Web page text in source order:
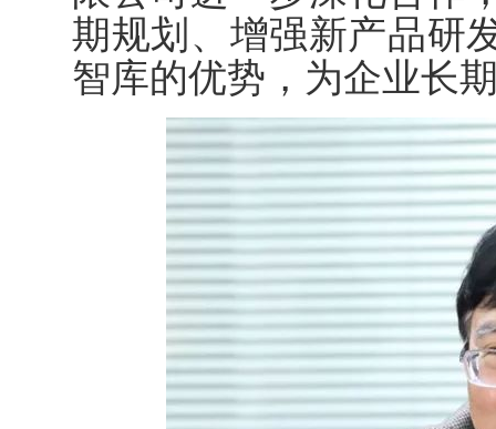
期规划、增强新产品研
智库的优势，为企业长